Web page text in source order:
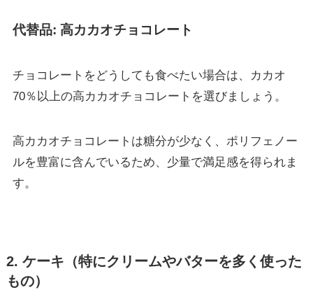
代替品: 高カカオチョコレート
チョコレートをどうしても食べたい場合は、カカオ
70％以上の高カカオチョコレートを選びましょう。
高カカオチョコレートは糖分が少なく、ポリフェノー
ルを豊富に含んでいるため、少量で満足感を得られま
す。
2. ケーキ（特にクリームやバターを多く使った
もの）